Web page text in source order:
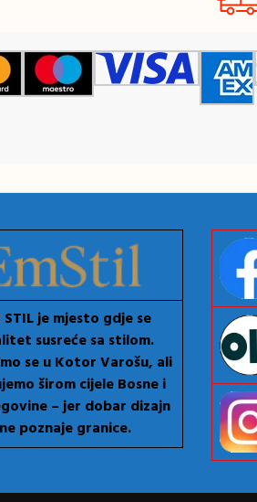
STIL je mjesto gdje se
susreće sa stilom.
se u Kotor Varošu, ali
širom cijele Bosne i
– jer dobar dizajn
ne poznaje granice.